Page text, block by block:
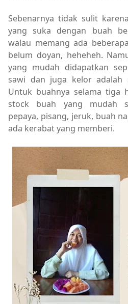
Sebenarnya tidak sulit
yang suka dengan buah
walau memang ada
belum doyan, heheheh.
yang mudah didapatkan
sawi dan juga kelor adalah
Untuk buahnya selama tiga
stock buah yang mudah
pepaya, pisang, jeruk, buah
ada kerabat yang memberi.